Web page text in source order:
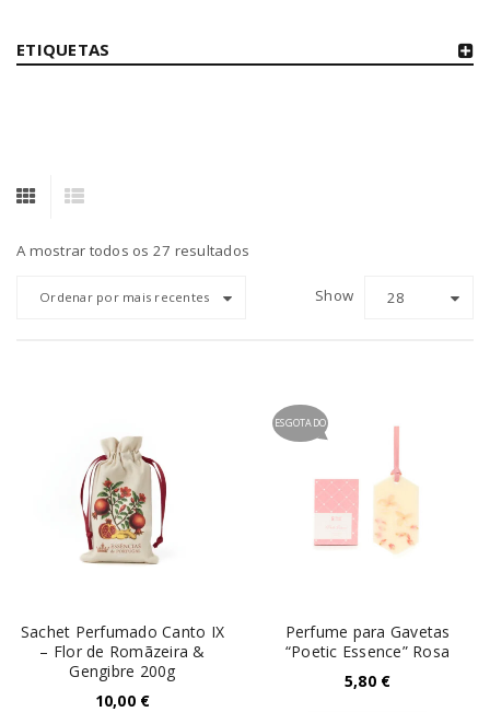
ETIQUETAS
A mostrar todos os 27 resultados
Ordenar por mais recentes Show 28
Sachet Perfumado Canto IX
– Flor de Romãzeira &
Gengibre 200g
10,00 €
ESGOTADO
Perfume para Gavetas
“Poetic Essence” Rosa
5,80 €